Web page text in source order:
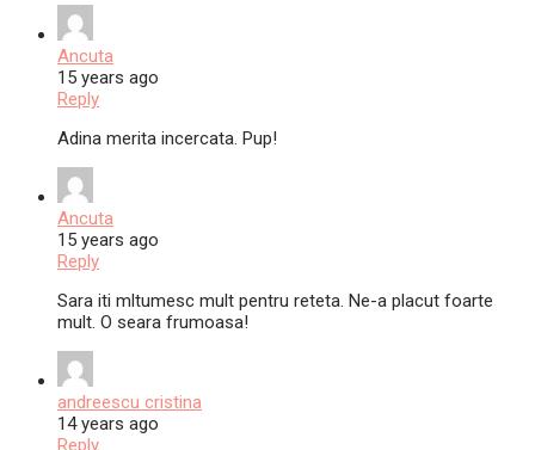
Ancuta
15 years ago
Reply
Adina merita incercata. Pup!
Ancuta
15 years ago
Reply
Sara iti mltumesc mult pentru reteta. Ne-a placut foarte
mult. O seara frumoasa!
andreescu cristina
14 years ago
Reply